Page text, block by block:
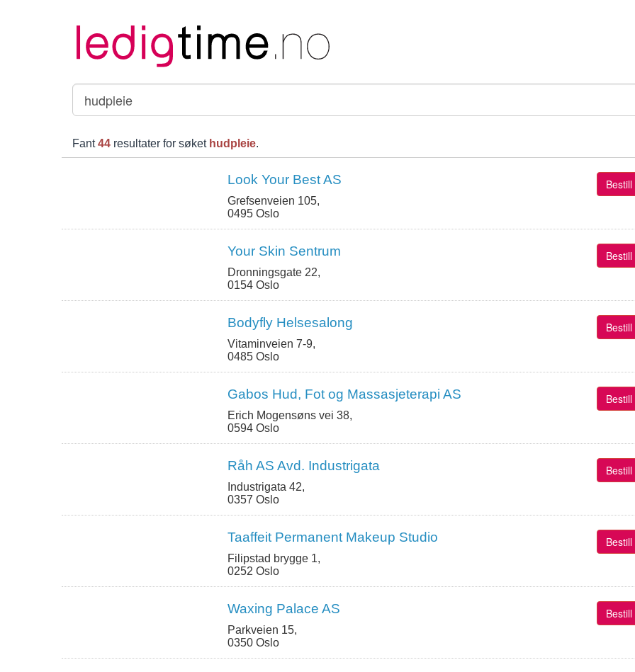
Fant44 resultater for søket hudpleie.
Look Your Best AS
Grefsenveien 105,
0495 Oslo
Your Skin Sentrum
Dronningsgate 22,
0154 Oslo
Bodyfly Helsesalong
Vitaminveien 7-9,
0485 Oslo
Gabos Hud, Fot og Massasjeterapi AS
Erich Mogensøns vei 38,
0594 Oslo
Råh AS Avd. Industrigata
Industrigata 42,
0357 Oslo
Taaffeit Permanent Makeup Studio
Filipstad brygge 1,
0252 Oslo
Waxing Palace AS
Parkveien 15,
0350 Oslo